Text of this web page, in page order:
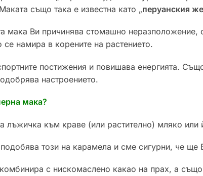
също така е известна като „перуанския
мака Ви причинява стомашно неразположение,
се намира в корените на растението.
постижения и повишава енергията.
настроението.
мака?
лъжичка към краве (или растително) мляко или
този на карамела и сме сигурни, че ще
с нискомаслено какао на прах, а